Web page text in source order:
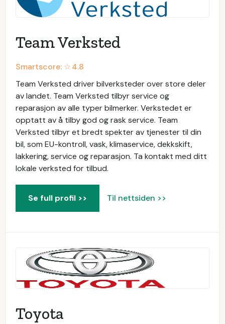
Team Verksted
Smartscore: ☆4.8
Team Verksted driver bilverksteder over store deler
av landet. Team Verksted tilbyr service og
reparasjon av alle typer bilmerker. Verkstedet er
opptatt av å tilby god og rask service. Team
Verksted tilbyr et bredt spekter av tjenester til din
bil, som EU-kontroll, vask, klimaservice, dekkskift,
lakkering, service og reparasjon. Ta kontakt med ditt
lokale verksted for tilbud.
Se full profil >> Til nettsiden >>
Toyota